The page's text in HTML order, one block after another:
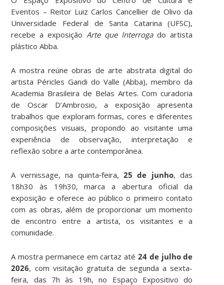
Eventos – Reitor Luiz Carlos Cancellier de Olivo da
Universidade Federal de Santa Catarina (UFSC),
recebe a exposição Arte que Interrogado artista
plástico Abba.
A mostra reúne obras de arte abstrata digital do
artista Péricles Gandi do Valle (Abba), membro da
Academia Brasileira de Belas Artes. Com curadoria
de Oscar D’Ambrosio, a exposição apresenta
trabalhos que exploram formas, cores e diferentes
composições visuais, propondo ao visitante uma
experiência de observação, interpretação e
reflexão sobre a arte contemporânea.
A vernissage, na quinta‑feira,25 de junho, das
18h30 às 19h30, marca a abertura oficial da
exposição e oferece ao público o primeiro contato
com as obras, além de proporcionar um momento
de encontro entre a artista, os visitantes e a
comunidade.
A mostra permanece em cartaz até 24 de julho de
2026, com visitação gratuita de segunda a sexta-
feira, das 7h às 19h, no Espaço Expositivo do